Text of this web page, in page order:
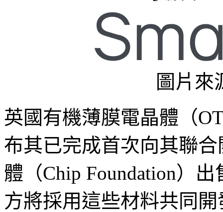
圖片來
英國有機薄膜電晶體（
布其已完成首次向其聯
體（Chip Foundation）
方將採用這些材料共同